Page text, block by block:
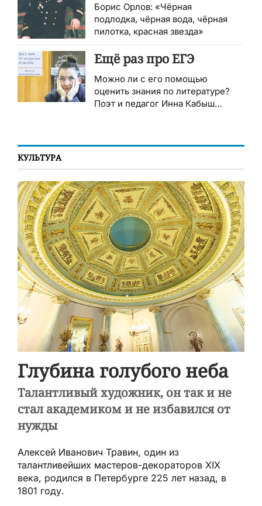
Борис Орлов: «Чёрная
подлодка, чёрная вода, чёрная
пилотка, красная звезда»
Ещё раз про ЕГЭ
Можно ли с его помощью
оценить знания по литературе?
Поэт и педагог Инна Кабыш
КУЛЬТУРА
Глубина голубого неба
Талантливый художник, он так и не
стал академиком и не избавился от
нужды
Алексей Иванович Травин, один из
талантливейших мастеров-декораторов ХIХ
века, родился в Петербурге 225 лет назад, в
1801 году.